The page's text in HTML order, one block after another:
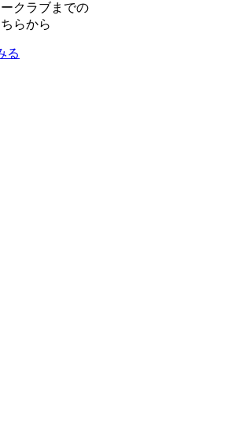
クラブまでの
らから
る